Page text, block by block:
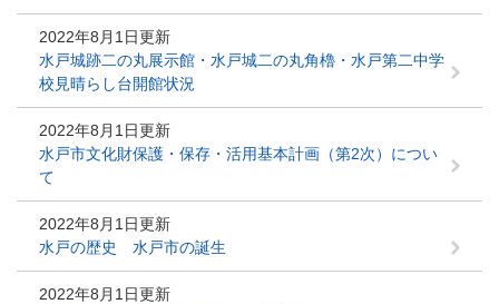
2022年8月1日更新
水戸城跡二の丸展示館・水戸城二の丸角櫓・水戸第二中学
校見晴らし台開館状況
2022年8月1日更新
水戸市文化財保護・保存・活用基本計画（第2次）につい
て
2022年8月1日更新
水戸の歴史 水戸市の誕生
2022年8月1日更新